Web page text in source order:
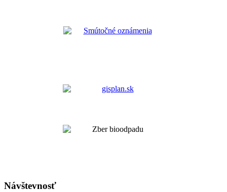
Návštevnosť